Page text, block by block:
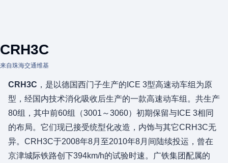
CRH3C
来自珠海交通维基
CRH3C ，是以德国西门子生产的ICE 3型高速动车组为原
型，经国内技术消化吸收后生产的一款高速动车组。共生产
80组，其中前60组（3001～3060）初期保留与ICE 3相同
的布局。它们现已接受统型化改造，内饰与其它CRH3C无
异。CRH3C于2008年8月至2010年8月间陆续投运，曾在
京津城际铁路创下394km/h的试验时速。广铁集团配属的